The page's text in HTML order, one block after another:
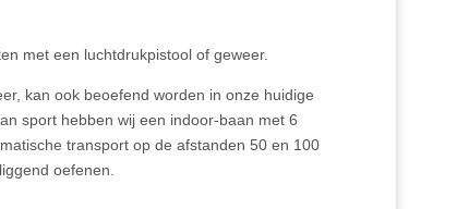
met een luchtdrukpistool of geweer.
kan ook beoefend worden in onze huidige
sport hebben wij een indoor-baan met 6
transport op de afstanden 50 en 100
oefenen.